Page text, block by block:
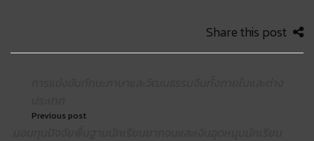
Share this post
Previous post